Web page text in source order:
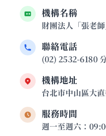
機構名稱
財團法人「張老
聯絡電話
(02) 2532-6180
機構地址
台北市中山區大
服務時間
週一至週六：